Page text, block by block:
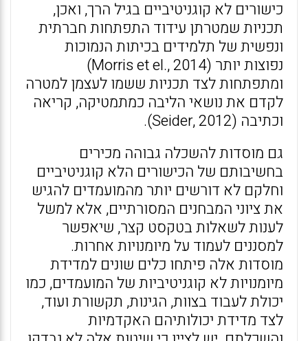
כישורים לא קוגניטיביים בגיל הרך, ואכן,
תכניות שמטרתן עידוד התפתחות חברתית
ונפשית של תלמידים בכיתות הנמוכות
נפוצות יותר (Morris et el., 2014)
ומתפתחות לצד תכניות ששמו לעצמן למטרה
לקדם את נושאי הליבה כמתמטיקה, קריאה
וכתיבה (Seider, 2012).
גם מוסדות להשכלה גבוהה מכירים
בחשיבותם של הכישורים הלא קוגניטיביים
וחלקם לא דורשים יותר מהמועמדים להגיש
את ציוני המבחנים המסורתיים, אלא למשל
לענות לשאלות בטקסט קצר, שיאפשר
למסננים לעמוד על מיומנויות אחרות.
מוסדות אלה פיתחו כלים שונים למדידת
מיומנויות לא קוגניטיביות של המועמדים, כמו
יכולת לעבוד בצוות, הגינות, תקשורת ועוד,
לצד מדידת יכולותיהם האקדמיות